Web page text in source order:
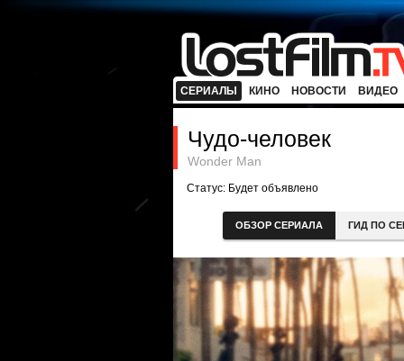
СЕРИАЛЫ КИНО НОВОСТИ ВИДЕО
Чудо-человек
Wonder Man
Статус: Будет объявлено
ОБЗОР СЕРИАЛА ГИД ПО